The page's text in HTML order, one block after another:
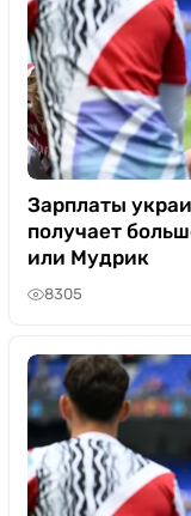
Зарплаты
получает
или Мудрик
8305